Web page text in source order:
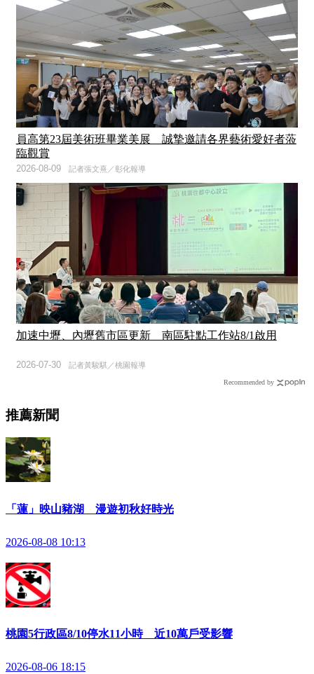
員高第23屆美術班畢業美展 誠摯邀請各界藝術愛好者蒞
臨觀賞
記者張文熹／彰化報導
2026-08-09
加速中壢、內壢舊市區更新 南區駐點工作站8/1啟用
記者黃駿騏／桃園報導
2026-07-30
Recommended by
推薦新聞
「蓮」映山豬湖 漫遊初秋好時光
2026-08-08 10:13
桃園5行政區8/10停水11小時 近10萬戶受影響
2026-08-06 18:15